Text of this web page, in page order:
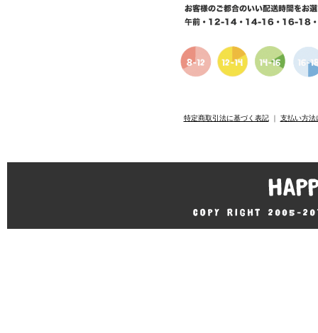
特定商取引法に基づく表記｜ 支払い方法